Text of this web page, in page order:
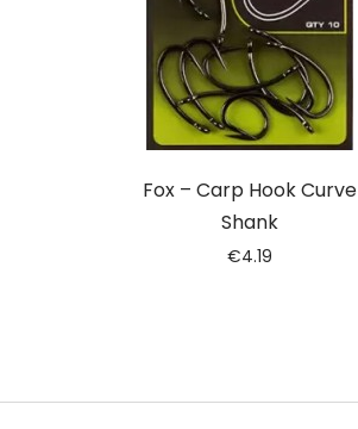
Fox – Carp Hook Curve
Shank
€4.19